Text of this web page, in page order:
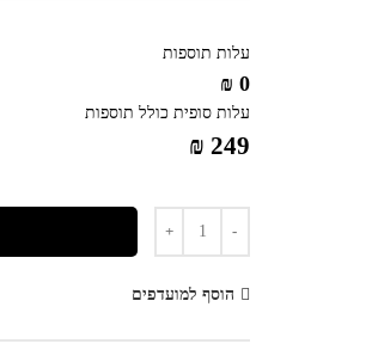
עלות תוספות
0 ₪
עלות סופית כולל תוספות
249 ₪
הוסף למועדפים